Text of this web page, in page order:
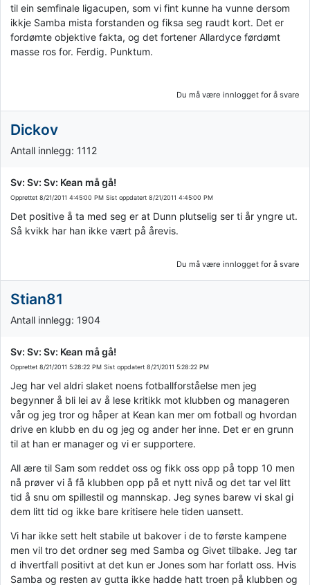
til ein semfinale ligacupen, som vi fint kunne ha vunne dersom
ikkje Samba mista forstanden og fiksa seg raudt kort. Det er
fordømte objektive fakta, og det fortener Allardyce førdømt
masse ros for. Ferdig. Punktum.
Du må være innlogget for å svare
Dickov
Antall innlegg: 1112
Sv: Sv: Sv: Kean må gå!
Opprettet 8/21/2011 4:45:00 PM Sist oppdatert 8/21/2011 4:45:00 PM
Det positive å ta med seg er at Dunn plutselig ser ti år yngre ut.
Så kvikk har han ikke vært på årevis.
Du må være innlogget for å svare
Stian81
Antall innlegg: 1904
Sv: Sv: Sv: Kean må gå!
Opprettet 8/21/2011 5:28:22 PM Sist oppdatert 8/21/2011 5:28:22 PM
Jeg har vel aldri slaket noens fotballforståelse men jeg
begynner å bli lei av å lese kritikk mot klubben og manageren
vår og jeg tror og håper at Kean kan mer om fotball og hvordan
drive en klubb en du og jeg og ander her inne. Det er en grunn
til at han er manager og vi er supportere.
All ære til Sam som reddet oss og fikk oss opp på topp 10 men
nå prøver vi å få klubben opp på et nytt nivå og det tar vel litt
tid å snu om spillestil og mannskap. Jeg synes barew vi skal gi
dem litt tid og ikke bare kritisere hele tiden uansett.
Vi har ikke sett helt stabile ut bakover i de to første kampene
men vil tro det ordner seg med Samba og Givet tilbake. Jeg tar
d ihvertfall positivt at det kun er Jones som har forlatt oss. Hvis
Samba og resten av gutta ikke hadde hatt troen på klubben og